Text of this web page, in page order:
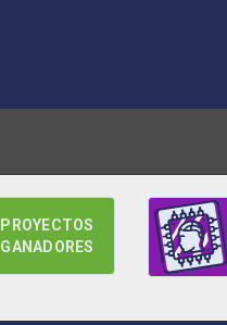
PROYECTOS
GANADORES